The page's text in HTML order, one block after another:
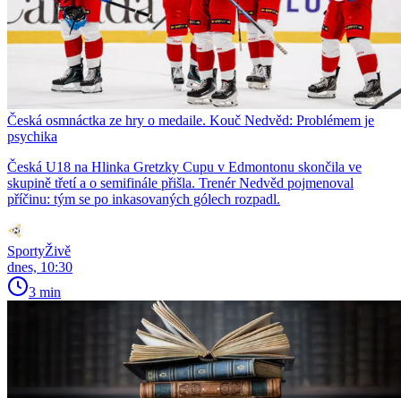
Česká osmnáctka ze hry o medaile. Kouč Nedvěd: Problémem je
psychika
Česká U18 na Hlinka Gretzky Cupu v Edmontonu skončila ve
skupině třetí a o semifinále přišla. Trenér Nedvěd pojmenoval
příčinu: tým se po inkasovaných gólech rozpadl.
SportyŽivě
dnes, 10:30
3 min